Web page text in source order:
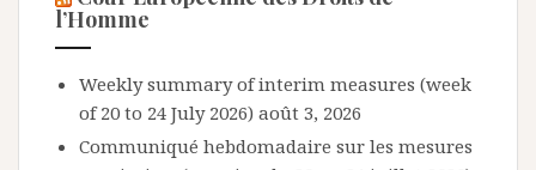
l’Homme
Weekly summary of interim measures (week
of 20 to 24 July 2026) août 3, 2026
Communiqué hebdomadaire sur les mesures